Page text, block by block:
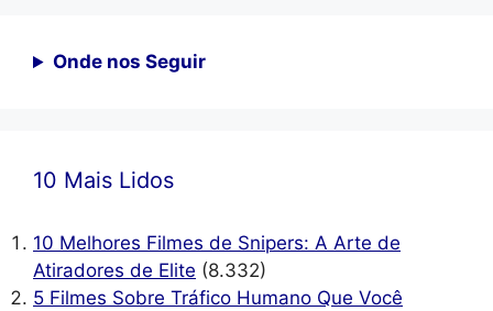
Onde nos Seguir
10 Mais Lidos
10 Melhores Filmes de Snipers: A Arte de
Atiradores de Elite (8.332)
5 Filmes Sobre Tráfico Humano Que Você